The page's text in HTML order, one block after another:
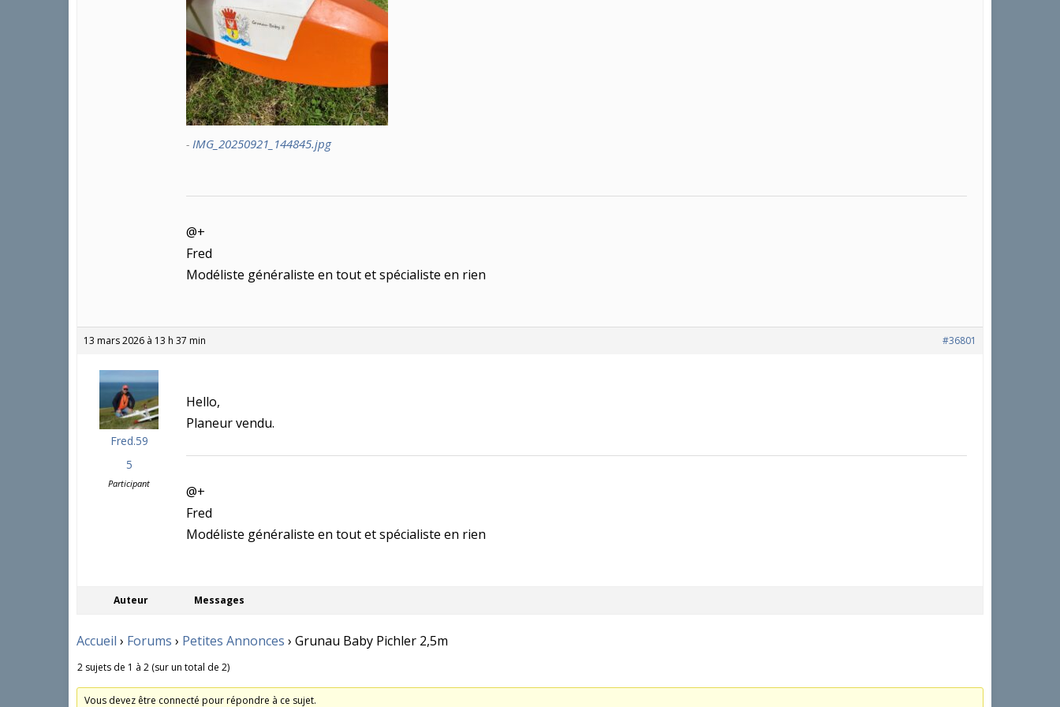
IMG_20250921_144845.jpg
@+
Fred
Modéliste généraliste en tout et spécialiste en rien
13 mars 2026 à 13 h 37 min #36801
Fred.59
5
Participant
Hello,
Planeur vendu.
@+
Fred
Modéliste généraliste en tout et spécialiste en rien
Auteur Messages
Accueil › Forums › Petites Annonces › Grunau Baby Pichler 2,5m
2 sujets de 1 à 2 (sur un total de 2)
Vous devez être connecté pour répondre à ce sujet.